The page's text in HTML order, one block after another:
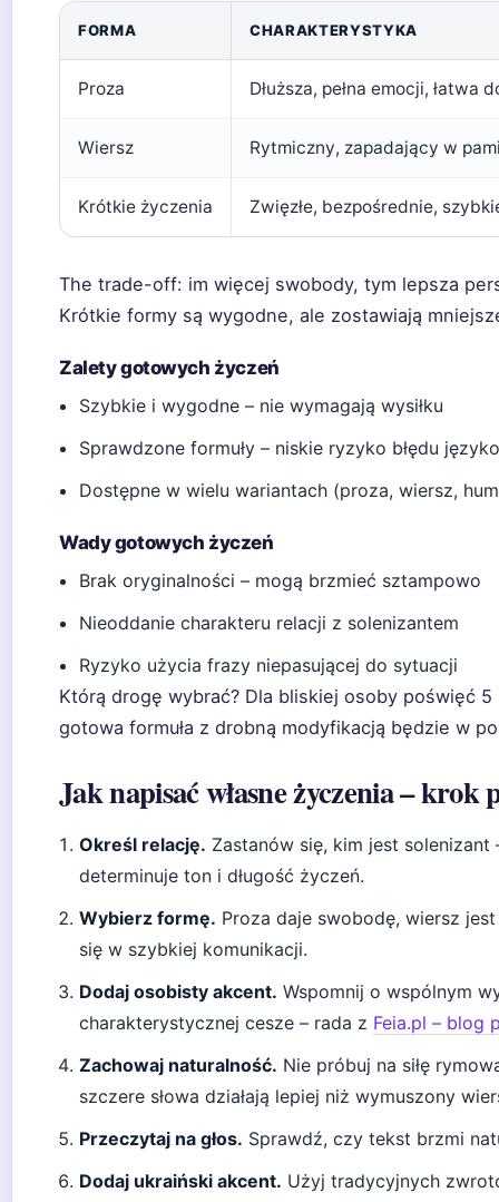
FORMA CHARAKTERYSTYKA
Proza Dłuższa, pełna emocji, łatwa
Wiersz Rytmiczny, zapadający w
Krótkie życzenia Zwięzłe, bezpośrednie,
The trade-off: im więcej swobody, tym lepsza
Krótkie formy są wygodne, ale zostawiają
Zalety gotowych życzeń
Szybkie i wygodne – nie wymagają wysiłku
Sprawdzone formuły – niskie ryzyko błędu
Dostępne w wielu wariantach (proza, wiersz,
Wady gotowych życzeń
Brak oryginalności – mogą brzmieć sztampowo
Nieoddanie charakteru relacji z solenizantem
Ryzyko użycia frazy niepasującej do sytuacji
Którą drogę wybrać? Dla bliskiej osoby poświęć 5
gotowa formuła z drobną modyfikacją będzie w
Jak napisać własne życzenia – krok
Określ relację. Zastanów się, kim jest
determinuje ton i długość życzeń.
Wybierz formę. Proza daje swobodę, wiersz
się w szybkiej komunikacji.
Dodaj osobisty akcent. Wspomnij o wspólnym
charakterystycznej cesze – rada z Feia.pl – blog
Zachowaj naturalność. Nie próbuj na siłę
szczere słowa działają lepiej niż wymuszony
Przeczytaj na głos. Sprawdź, czy tekst brzmi
Dodaj ukraiński akcent. Użyj tradycyjnych